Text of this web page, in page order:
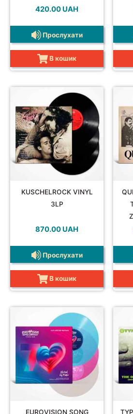
420.00 UAH
Прослухати
В кошик
KUSCHELROCK VINYL
3LP
870.00 UAH
Прослухати
В кошик
EUROVISION SONG
REGGAE
ROCK